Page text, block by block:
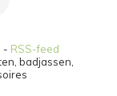
- RSS-feed
badjassen,